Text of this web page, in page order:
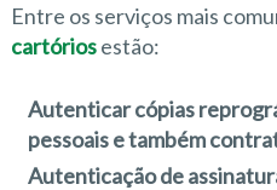
Entre os serviços mais
cartóriosestão:
Autenticar cópias
pessoais e também
Autenticação de